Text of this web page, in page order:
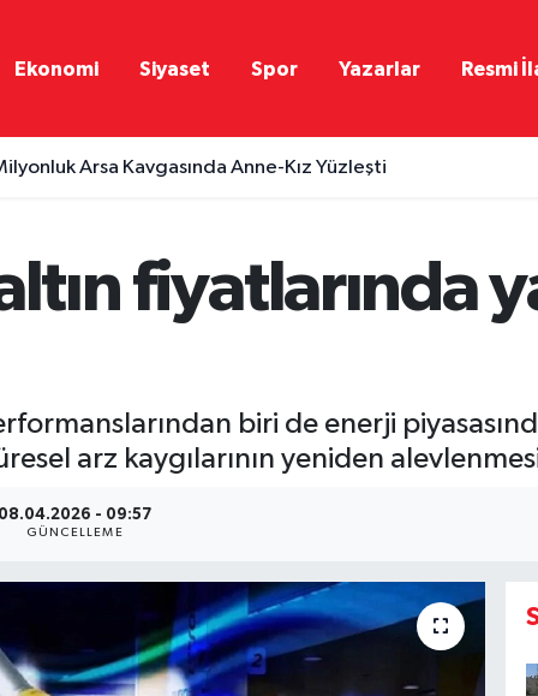
Ekonomi Siyaset Spor Yazarlar Resmi
Arsa Kavgasında Anne-Kız Yüzleşti
fiyatlarında
biri de enerji
arz kaygılarının yeniden
- 09:57
GÜNCELLEME